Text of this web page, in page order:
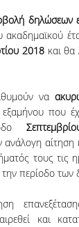
δηλώσεων
ακαδημαϊκού
2018και θα
να
που
αίτηση
τους τις
την περίοδο
και